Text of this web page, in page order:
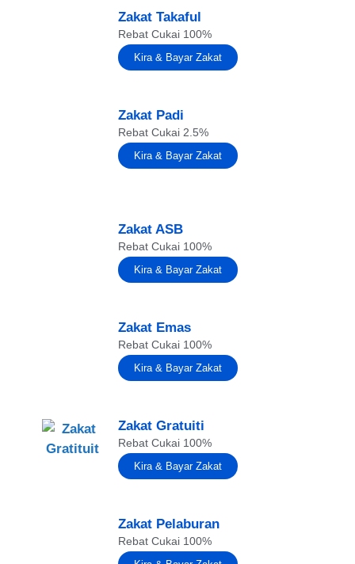
Zakat Takaful
Rebat Cukai 100%
Kira & Bayar Zakat
Zakat Padi
Rebat Cukai 2.5%
Kira & Bayar Zakat
Zakat ASB
Rebat Cukai 100%
Kira & Bayar Zakat
Zakat Emas
Rebat Cukai 100%
Kira & Bayar Zakat
Zakat Gratuiti
Rebat Cukai 100%
Kira & Bayar Zakat
Zakat Pelaburan
Rebat Cukai 100%